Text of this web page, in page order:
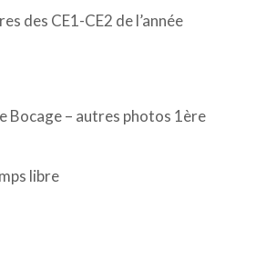
des CE1-CE2 de l’année
Bocage – autres photos 1ère
libre